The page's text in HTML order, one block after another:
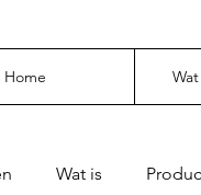
Home
Wat is